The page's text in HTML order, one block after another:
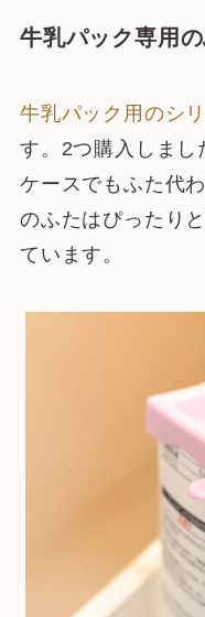
牛乳パック専用
牛乳パック用のシ
す。2つ購入しまし
ケースでもふた代
のふたはぴったり
ています。